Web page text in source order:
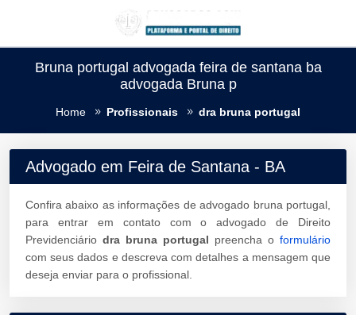
Bruna portugal advogada feira de santana ba
advogada Bruna p
Home Profissionais dra bruna portugal
Advogado em Feira de Santana - BA
Confira abaixo as informações de advogado bruna portugal,
para entrar em contato com o advogado de Direito
Previdenciário dra bruna portugal preencha o formulário
com seus dados e descreva com detalhes a mensagem que
deseja enviar para o profissional.